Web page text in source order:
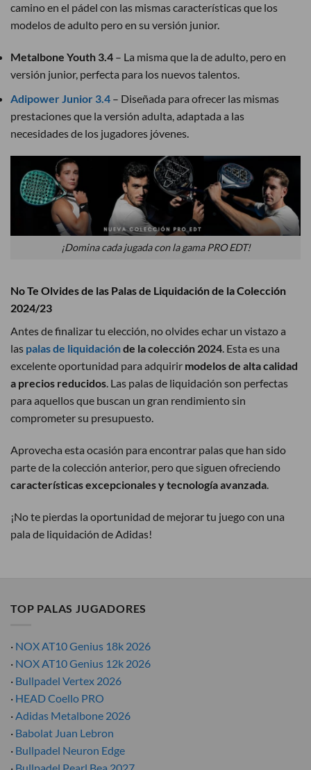
camino en el pádel con las mismas características que los
modelos de adulto pero en su versión junior.
Metalbone Youth 3.4 – La misma que la de adulto, pero en
versión junior, perfecta para los nuevos talentos.
Adipower Junior 3.4 – Diseñada para ofrecer las mismas
prestaciones que la versión adulta, adaptada a las
necesidades de los jugadores jóvenes.
¡Domina cada jugada con la gama PRO EDT!
No Te Olvides de las Palas de Liquidación de la Colección
2024/23
Antes de finalizar tu elección, no olvides echar un vistazo a
las palas de liquidaciónde la colección 2024. Esta es una
excelente oportunidad para adquirir modelos de alta calidad
a precios reducidos. Las palas de liquidación son perfectas
para aquellos que buscan un gran rendimiento sin
comprometer su presupuesto.
Aprovecha esta ocasión para encontrar palas que han sido
parte de la colección anterior, pero que siguen ofreciendo
características excepcionales y tecnología avanzada.
¡No te pierdas la oportunidad de mejorar tu juego con una
pala de liquidación de Adidas!
TOP PALAS JUGADORES
· NOX AT10 Genius 18k 2026
· NOX AT10 Genius 12k 2026
· Bullpadel Vertex 2026
· HEAD Coello PRO
·Adidas Metalbone 2026
· Babolat Juan Lebron
· Bullpadel Neuron Edge